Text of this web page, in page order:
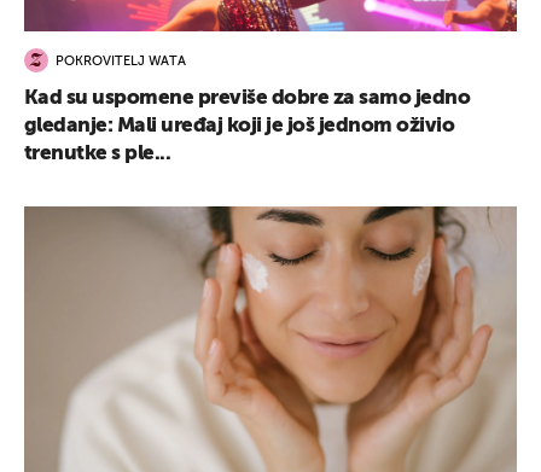
POKROVITELJ WATA
Kad su uspomene previše dobre za samo jedno
gledanje: Mali uređaj koji je još jednom oživio
trenutke s ple...